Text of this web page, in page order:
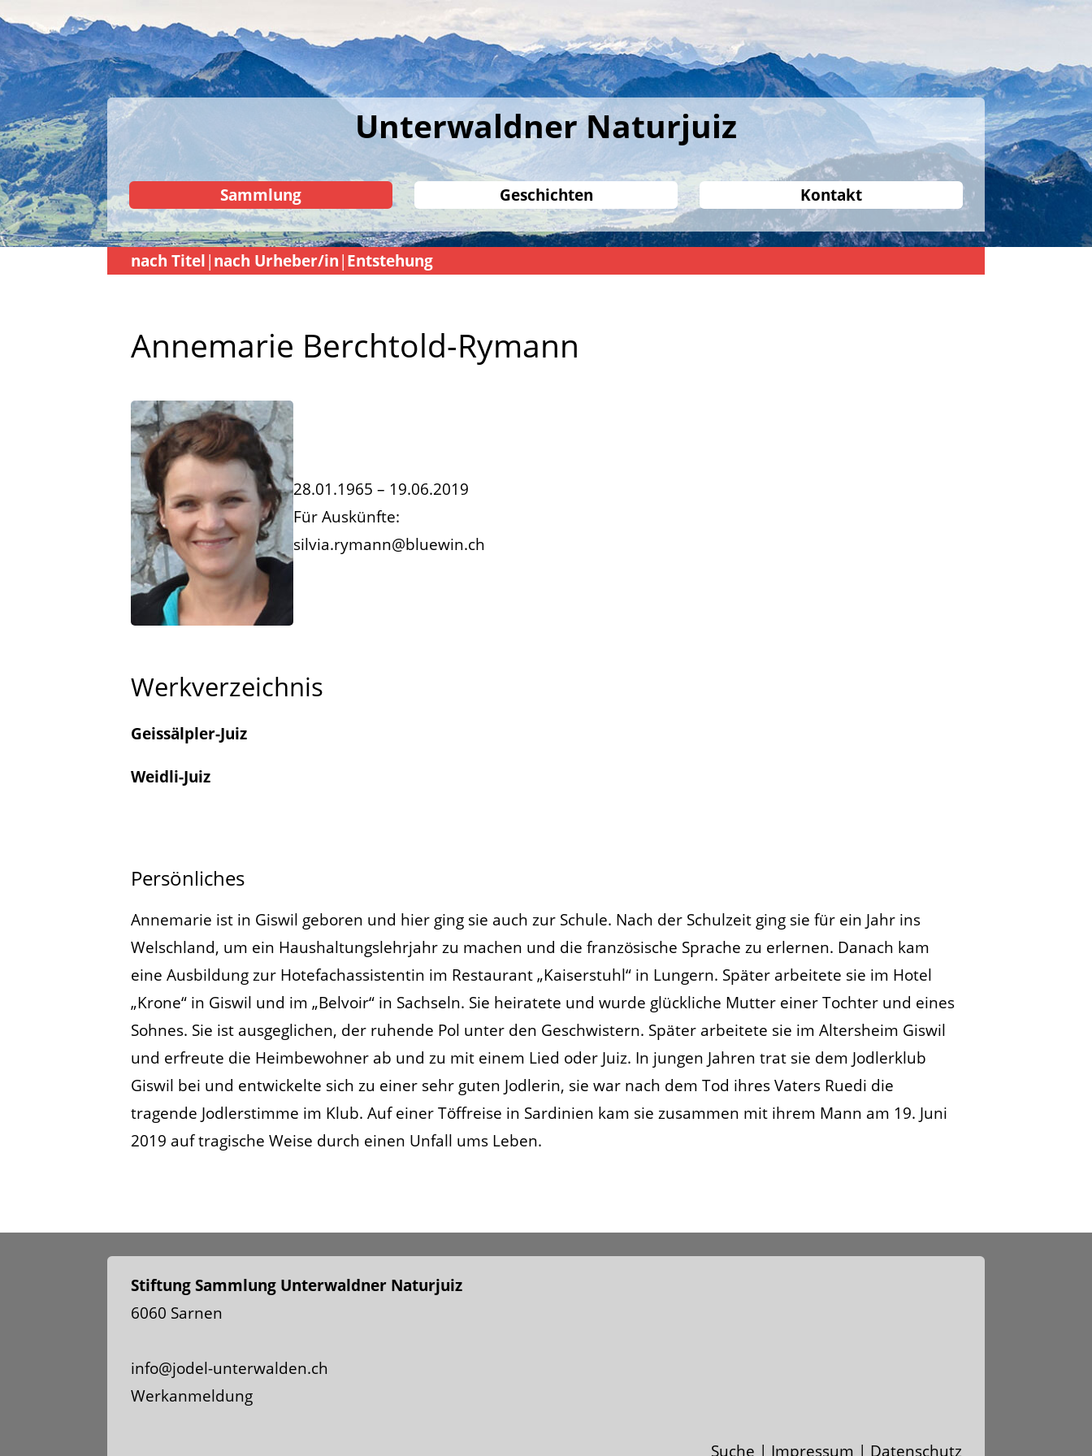
Unterwaldner Naturjuiz
Sammlung
nach Titel nach Urheber/in Entstehung
Geschichten Kontakt
Annemarie Berchtold-Rymann
28.01.1965 – 19.06.2019
Für Auskünfte:
silvia.rymann@bluewin.ch
Werkverzeichnis
Geissälpler-Juiz
Weidli-Juiz
Persönliches
Annemarie ist in Giswil geboren und hier ging sie auch zur Schule. Nach der Schulzeit ging sie für ein Jahr ins
Welschland, um ein Haushaltungslehrjahr zu machen und die französische Sprache zu erlernen. Danach kam
eine Ausbildung zur Hotefachassistentin im Restaurant „Kaiserstuhl“ in Lungern. Später arbeitete sie im Hotel
„Krone“ in Giswil und im „Belvoir“ in Sachseln. Sie heiratete und wurde glückliche Mutter einer Tochter und eines
Sohnes. Sie ist ausgeglichen, der ruhende Pol unter den Geschwistern. Später arbeitete sie im Altersheim Giswil
und erfreute die Heimbewohner ab und zu mit einem Lied oder Juiz. In jungen Jahren trat sie dem Jodlerklub
Giswil bei und entwickelte sich zu einer sehr guten Jodlerin, sie war nach dem Tod ihres Vaters Ruedi die
tragende Jodlerstimme im Klub. Auf einer Töffreise in Sardinien kam sie zusammen mit ihrem Mann am 19. Juni
2019 auf tragische Weise durch einen Unfall ums Leben.
Stiftung Sammlung Unterwaldner Naturjuiz
6060 Sarnen
info@jodel-unterwalden.ch
Werkanmeldung
Suche | Impressum | Datenschutz